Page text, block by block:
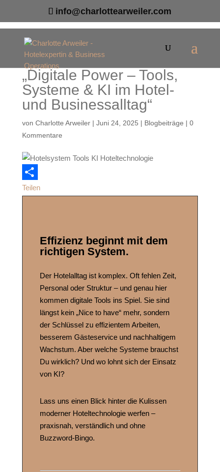
info@charlottearweiler.com
„Digitale Power – Tools,
Systeme & KI im Hotel-
und Businessalltag“
von Charlotte Arweiler| Juni 24, 2025 | Blogbeiträge | 0
Kommentare
Teilen
Effizienz beginnt mit dem
richtigen System.
Der Hotelalltag ist komplex. Oft fehlen Zeit,
Personal oder Struktur – und genau hier
kommen digitale Tools ins Spiel. Sie sind
längst kein „Nice to have“ mehr, sondern
der Schlüssel zu effizientem Arbeiten,
besserem Gästeservice und nachhaltigem
Wachstum. Aber welche Systeme brauchst
Du wirklich? Und wo lohnt sich der Einsatz
von KI?
Lass uns einen Blick hinter die Kulissen
moderner Hoteltechnologie werfen –
praxisnah, verständlich und ohne
Buzzword-Bingo.